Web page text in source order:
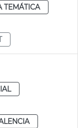
TEMÁTICA